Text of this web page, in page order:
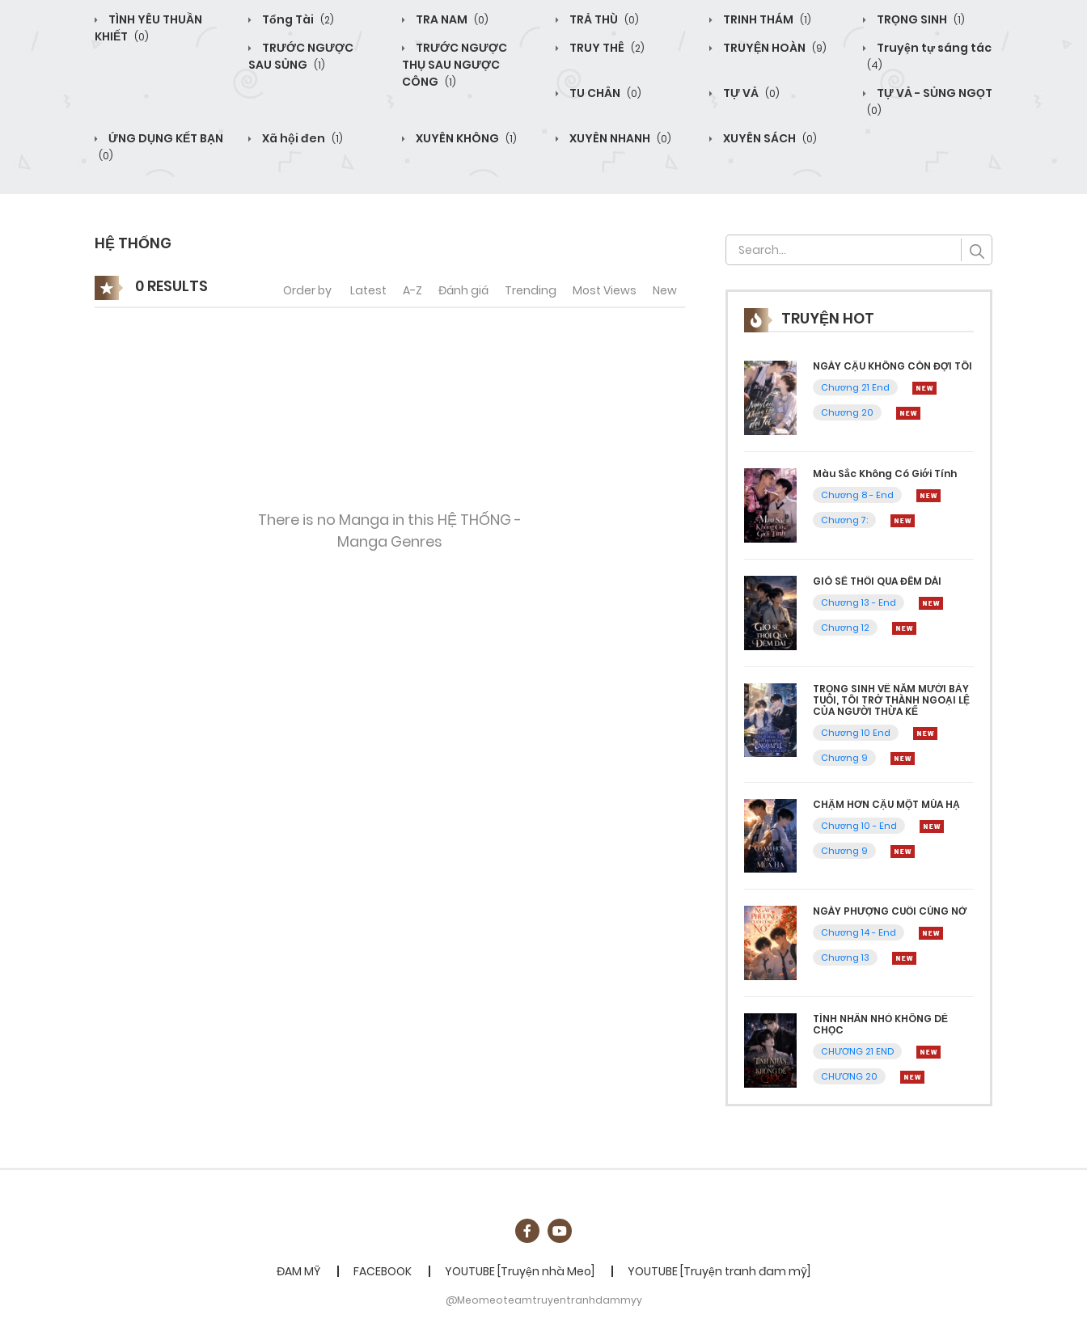
TÌNH YÊU THUẦN
KHIẾT (0)
Tổng Tài (2) TRA NAM (0) TRẢ THÙ (0) TRINH THÁM (1) TRỌNG SINH (1)
TRƯỚC NGƯỢC
SAU SỦNG (1)
TRƯỚC NGƯỢC
THỤ SAU NGƯỢC
CÔNG (1)
TRUY THÊ (2) TRUYỆN HOÀN (9) Truyện tự sáng tác
(4)
TU CHÂN (0) TỰ VẢ (0) TỰ VẢ - SỦNG NGỌT
(0)
ỨNG DỤNG KẾT BẠN
(0)
Xã hội đen (1) XUYÊN KHÔNG (1) XUYÊN NHANH (0) XUYÊN SÁCH (0)
HỆ THỐNG
0 RESULTS Order by Latest A-Z Đánh giá Trending Most Views New
There is no Manga in this HỆ THỐNG -
Manga Genres
TRUYỆN HOT
NGÀY CẬU KHÔNG CÒN ĐỢI TÔI
Chương 21 End
Chương 20
Màu Sắc Không Có Giới Tính
Chương 8 - End
Chương 7:
GIÓ SẼ THỔI QUA ĐÊM DÀI
Chương 13 - End
Chương 12
TRỌNG SINH VỀ NĂM MƯỜI BẢY
TUỔI, TÔI TRỞ THÀNH NGOẠI LỆ
CỦA NGƯỜI THỪA KẾ
Chương 10 End
Chương 9
CHẬM HƠN CẬU MỘT MÙA HẠ
Chương 10 - End
Chương 9
NGÀY PHƯỢNG CUỐI CÙNG NỞ
Chương 14 - End
Chương 13
TÌNH NHÂN NHỎ KHÔNG DỄ
CHỌC
CHƯƠNG 21 END
CHƯƠNG 20
ĐAM MỸ FACEBOOK YOUTUBE [Truyện nhà Meo] YOUTUBE [Truyện tranh đam mỹ]
@Meomeoteamtruyentranhdammyy